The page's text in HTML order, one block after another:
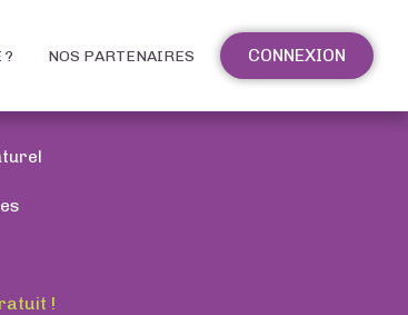
? NOS PARTENAIRES CONNEXION
!